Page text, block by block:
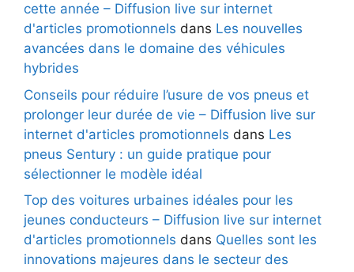
cette année – Diffusion live sur internet
d'articles promotionnels dans Les nouvelles
avancées dans le domaine des véhicules
hybrides
Conseils pour réduire l’usure de vos pneus et
prolonger leur durée de vie – Diffusion live sur
internet d'articles promotionnels dans Les
pneus Sentury : un guide pratique pour
sélectionner le modèle idéal
Top des voitures urbaines idéales pour les
jeunes conducteurs – Diffusion live sur internet
d'articles promotionnels dans Quelles sont les
innovations majeures dans le secteur des